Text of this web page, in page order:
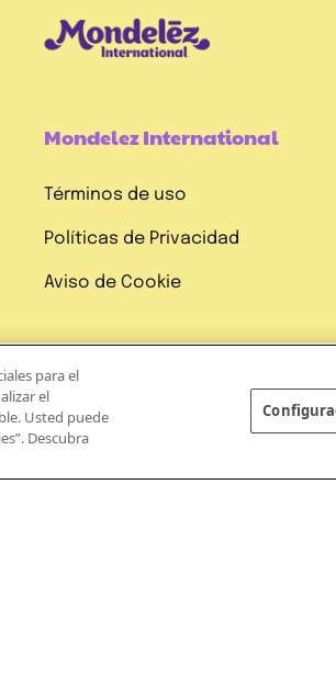
Mondelez International
Términos de uso
Políticas de Privacidad
Aviso de Cookie
para el
el
Usted puede
Descubra